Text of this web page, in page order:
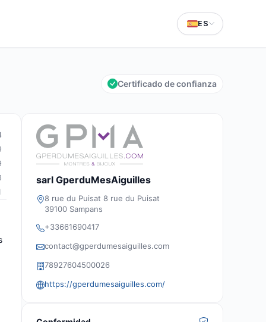
ES
Certificado de confianza
sarl GperduMesAiguilles
8 rue du Puisat 8 rue du Puisat
39100 Sampans
+33661690417
contact@gperdumesaiguilles.com
78927604500026
https://gperdumesaiguilles.com/